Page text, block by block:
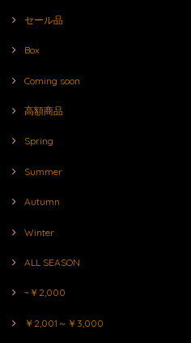
セール品
Box
Coming soon
高額商品
Spring
Summer
Autumn
Winter
ALL SEASON
~￥2,000
￥2,001～￥3,000